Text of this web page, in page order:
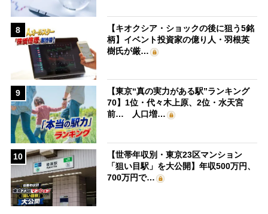
8
【キオクシア・ショックの後に狙う5銘
柄】イベント投資家の億り人・羽根英
樹氏が厳…
9
【東京“真の実力がある駅”ランキング
70】1位・代々木上原、2位・水天宮
前… 人口増…
10
【世帯年収別・東京23区マンション
「狙い目駅」を大公開】年収500万円、
700万円で…